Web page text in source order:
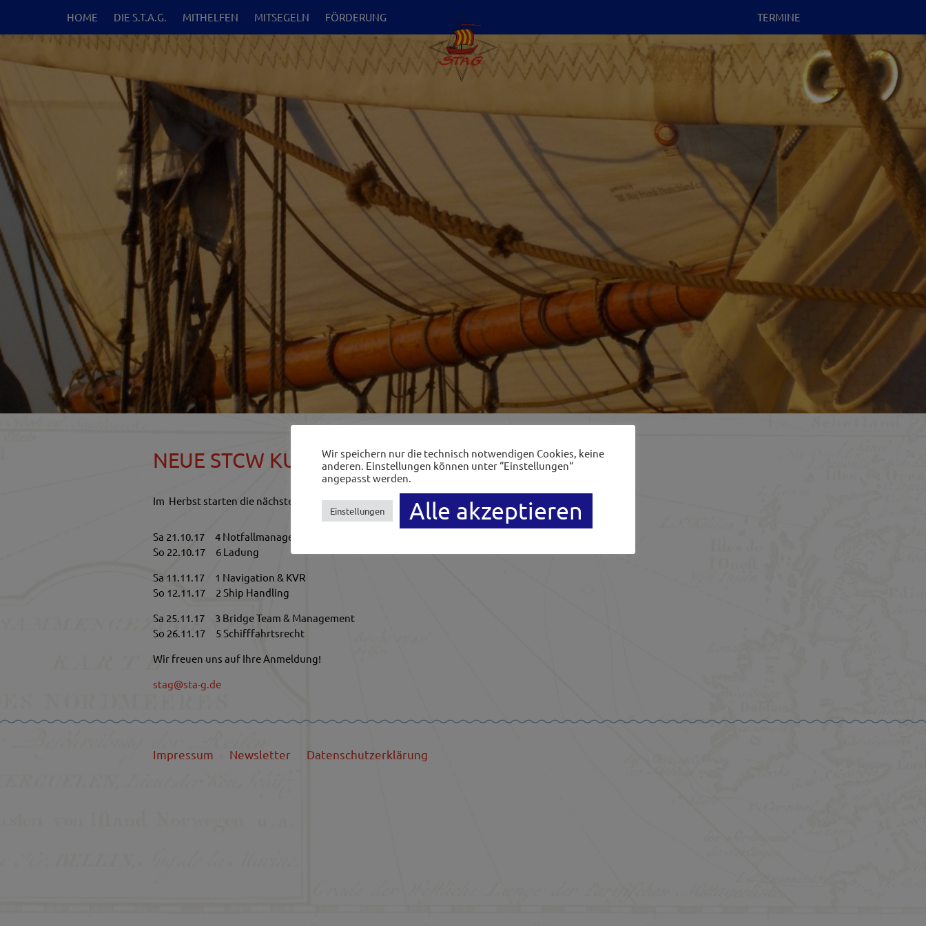
HOME DIE S.T.A.G. MITHELFEN MITSEGELN FÖRDERUNG TERMINE
NEUE STCW KURSE
Im Herbst starten die nächsten Kurse:
Sa 21.10.17 4 Notfallmanagement
So 22.10.17 6 Ladung
Sa 11.11.17 1 Navigation & KVR
So 12.11.17 2 Ship Handling
Sa 25.11.17 3 Bridge Team & Management
So 26.11.17 5 Schifffahrtsrecht
Wir freuen uns auf Ihre Anmeldung!
stag@sta-g.de
Impressum Newsletter Datenschutzerklärung
Wir speichern nur die technisch notwendigen Cookies, keine
anderen. Einstellungen können unter “Einstellungen“
angepasst werden.
Einstellungen Alle akzeptieren